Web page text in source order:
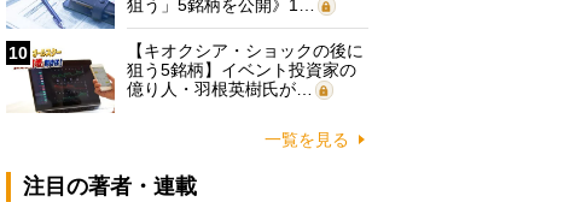
狙う」5銘柄を公開》1…
10
【キオクシア・ショックの後に
狙う5銘柄】イベント投資家の
億り人・羽根英樹氏が…
一覧を見る
注目の著者・連載